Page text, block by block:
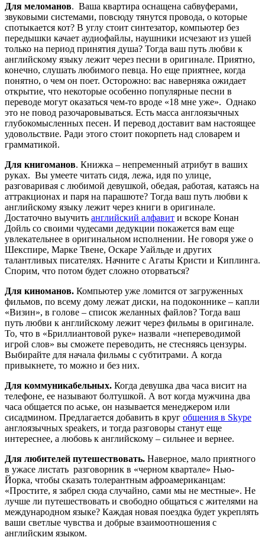
Для меломанов. Ваша квартира оснащена сабвуферами,
звуковыми системами, повсюду тянутся провода, о которые
спотыкается кот? В углу стоит синтезатор, компьютер без
передышки качает аудиофайлы, наушники исчезают из ушей
только на период принятия душа? Тогда ваш путь любви к
английскому языку лежит через песни в оригинале. Приятно,
конечно, слушать любимого певца. Но еще приятнее, когда
понятно, о чем он поет. Осторожно: вас наверняка ожидает
открытие, что некоторые особенно популярные песни в
переводе могут оказаться чем-то вроде «18 мне уже». Однако
это не повод разочаровываться. Есть масса англоязычных
глубокомысленных песен. И перевод доставит вам настоящее
удовольствие. Ради этого стоит покорпеть над словарем и
грамматикой.
Для книгоманов. Книжка – непременный атрибут в ваших
руках. Вы умеете читать сидя, лежа, идя по улице,
разговаривая с любимой девушкой, обедая, работая, катаясь на
аттракционах и паря на парашюте? Тогда ваш путь любви к
английскому языку лежит через книги в оригинале.
Достаточно выучить английский алфавит и вскоре Конан
Дойль со своими чудесами дедукции покажется вам еще
увлекательнее в оригинальном исполнении. Не говоря уже о
Шекспире, Марке Твене, Оскаре Уайльде и других
талантливых писателях. Начните с Агаты Кристи и Киплинга.
Спорим, что потом будет сложно оторваться?
Для киноманов. Компьютер уже ломится от загруженных
фильмов, по всему дому лежат диски, на подоконнике – капли
«Визин», в голове – список желанных файлов? Тогда ваш
путь любви к английскому лежит через фильмы в оригинале.
То, что в «Бриллиантовой руке» назвали «непереводимой
игрой слов» вы сможете переводить, не стесняясь цензуры.
Выбирайте для начала фильмы с субтитрами. А когда
привыкнете, то можно и без них.
Для коммуникабельных. Когда девушка два часа висит на
телефоне, ее называют болтушкой. А вот когда мужчина два
часа общается по аське, он называется менеджером или
сисадмином. Предлагается добавить в круг общения в Skype
англоязычных speakers, и тогда разговоры станут еще
интереснее, а любовь к английскому – сильнее и вернее.
Для любителей путешествовать. Наверное, мало приятного
в ужасе листать разговорник в «черном квартале» Нью-
Йорка, чтобы сказать толерантным афроамериканцам:
«Простите, я забрел сюда случайно, сами мы не местные». Не
лучше ли путешествовать и свободно общаться с жителями на
международном языке? Каждая новая поездка будет укреплять
ваши светлые чувства и добрые взаимоотношения с
английским языком.